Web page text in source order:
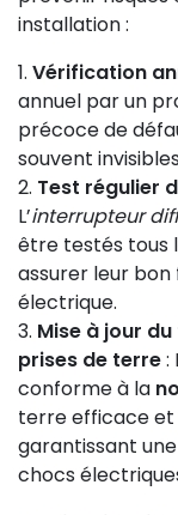
installation :
Vérification
annuel par un
précoce de
souvent
Test régulier
L’interrupteur
être testés tous
assurer leur
électrique.
Mise à jour
prises de terre:
conforme à la
terre efficace
garantissant
chocs